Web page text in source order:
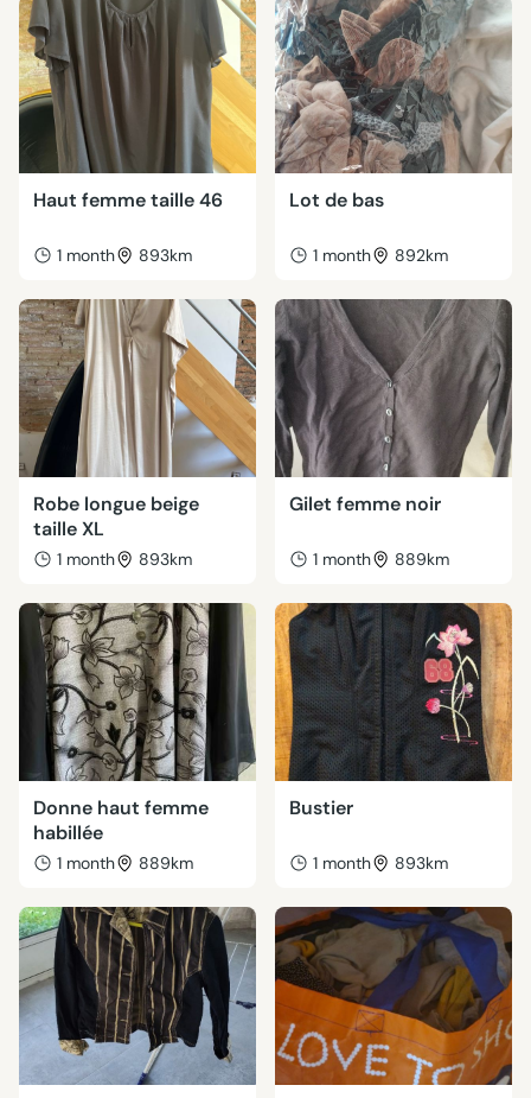
Haut femme taille 46
1 month 893km
Lot de bas
1 month 892km
Robe longue beige
taille XL
1 month 893km
Gilet femme noir
1 month 889km
Donne haut femme
habillée
1 month 889km
Bustier
1 month 893km